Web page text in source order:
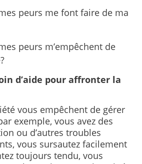
peurs me font faire de ma
peurs m’empêchent de
d’aide pour affronter la
vous empêchent de gérer
exemple, vous avez des
ou d’autres troubles
vous sursautez facilement
toujours tendu, vous